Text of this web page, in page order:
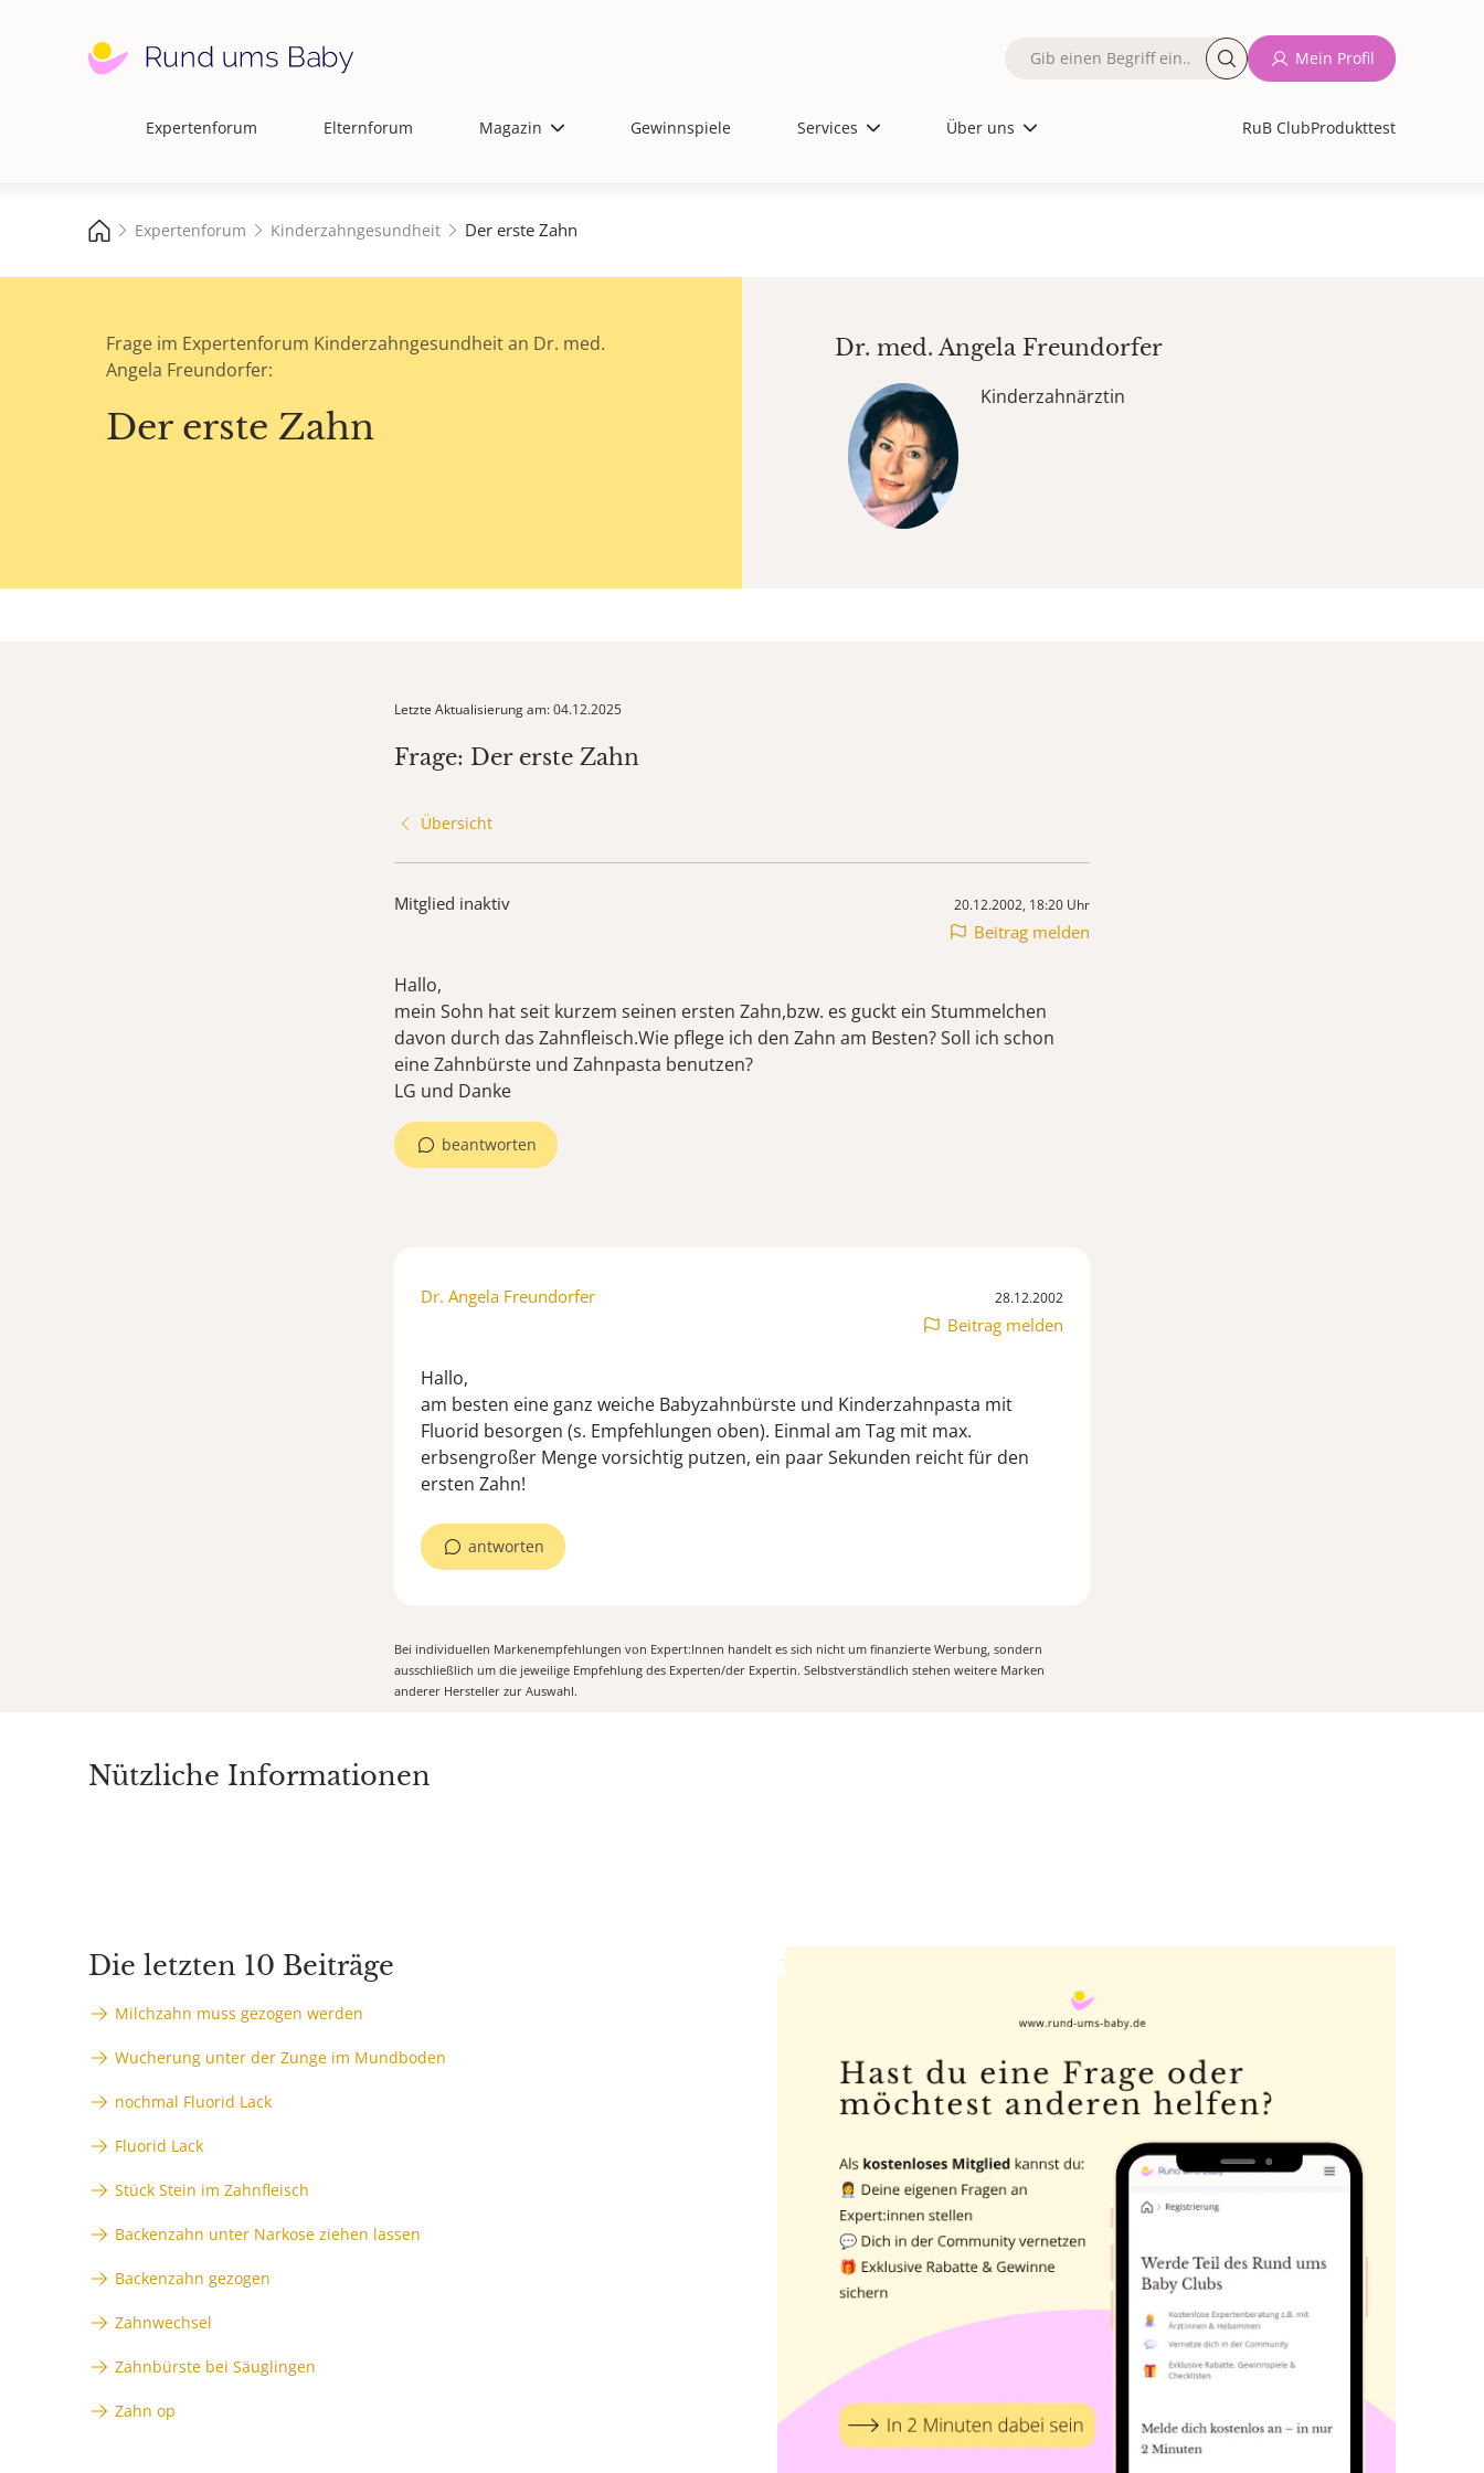
Hauptnavigation
Expertenforum Elternforum Magazin Gewinnspiele Services Über uns RuB ClubProdukttest
Fulltext
Mein Profil
Expertenforum Kinderzahngesundheit Der erste Zahn
Frage im Expertenforum Kinderzahngesundheit an Dr. med.
Angela Freundorfer:
Der erste Zahn
Dr. med.Angela Freundorfer
Kinderzahnärztin
Letzte Aktualisierung am: 04.12.2025
Frage: Der erste Zahn
Übersicht
Mitglied inaktiv 20.12.2002, 18:20 Uhr
Beitrag melden
Hallo,
mein Sohn hat seit kurzem seinen ersten Zahn,bzw. es guckt ein Stummelchen
davon durch das Zahnfleisch.Wie pflege ich den Zahn am Besten? Soll ich schon
eine Zahnbürste und Zahnpasta benutzen?
beantworten
Dr. Angela Freundorfer 28.12.2002
Beitrag melden
Hallo,
am besten eine ganz weiche Babyzahnbürste und Kinderzahnpasta mit
Fluorid besorgen (s. Empfehlungen oben). Einmal am Tag mit max.
erbsengroßer Menge vorsichtig putzen, ein paar Sekunden reicht für den
ersten Zahn!
antworten
Bei individuellen Markenempfehlungen von Expert:Innen handelt es sich nicht um finanzierte Werbung, sondern
ausschließlich um die jeweilige Empfehlung des Experten/der Expertin. Selbstverständlich stehen weitere Marken
anderer Hersteller zur Auswahl.
Nützliche Informationen
Die letzten 10 Beiträge
Milchzahn muss gezogen werden
Wucherung unter der Zunge im Mundboden
nochmal Fluorid Lack
Fluorid Lack
Stück Stein im Zahnfleisch
Backenzahn unter Narkose ziehen lassen
Backenzahn gezogen
Zahnwechsel
Zahnbürste bei Säuglingen
Zahn op